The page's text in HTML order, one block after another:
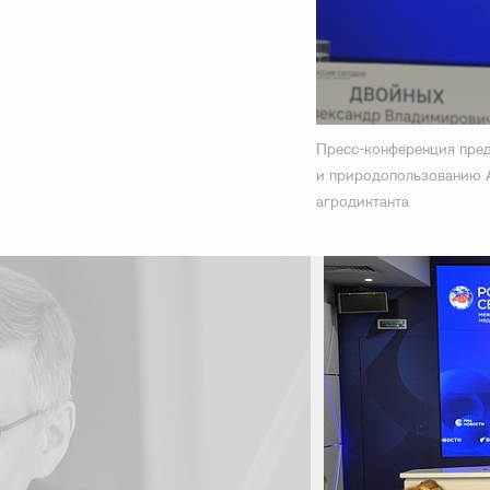
Пресс-конференция
и природопользованию
агродиктанта